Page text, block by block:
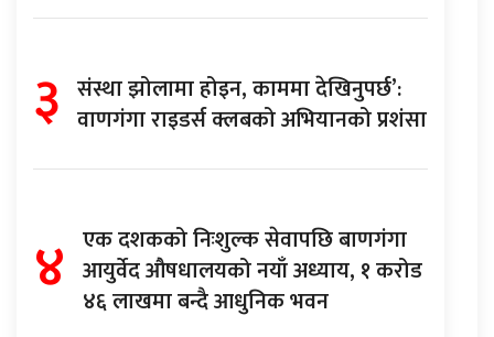
३ संस्था झोलामा होइन, काममा देखिनुपर्छ’:
वाणगंगा राइडर्स क्लबको अभियानको प्रशंसा
४ एक दशकको निःशुल्क सेवापछि बाणगंगा
आयुर्वेद औषधालयको नयाँ अध्याय, १ करोड
४६ लाखमा बन्दै आधुनिक भवन